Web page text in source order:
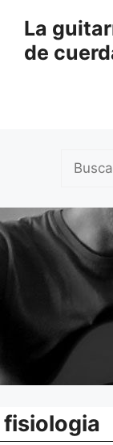
contenido
La
de
fisiologia